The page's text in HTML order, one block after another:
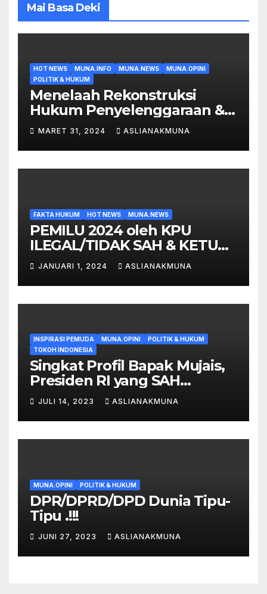
Mai Basa Deki
HOT NEWS MUNA.INFO MUNA.NEWS
MUNA.OPINI
POLITIK & HUKUM
Menelaah Rekonstruksi
Hukum Penyelenggaraan &
Hasil Pemilu 2024
ILEGAL/TIDAK SAH dengan
Bukti Surat KPU 0172 satu
Paket Solusi Perwujudannya!!
MARET 31, 2024 ASLIANAKMUNA
FAKTA HUKUM HOT NEWS MUNA.NEWS
PEMILU 2024 oleh KPU
ILEGAL/TIDAK SAH & KETUA
KPU dalam Laporan Polisi
satu Paket SI-MPR RI
JANUARI 1, 2024 ASLIANAKMUNA
INSPIRASI PEMUDA MUNA.OPINI
POLITIK & HUKUM
TOKOH INDONESIA
Singkat Profil Bapak Mujais,
Presiden RI yang SAH
Menurut Hukum. !!
JULI 14, 2023 ASLIANAKMUNA
MUNA.OPINI POLITIK & HUKUM
DPR/DPRD/DPD Dunia Tipu-
Tipu .!!!
JUNI 27, 2023 ASLIANAKMUNA